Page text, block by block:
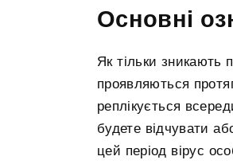
Основні
Як тільки зникають
проявляються
реплікується
будете відчувати
цей період вірус